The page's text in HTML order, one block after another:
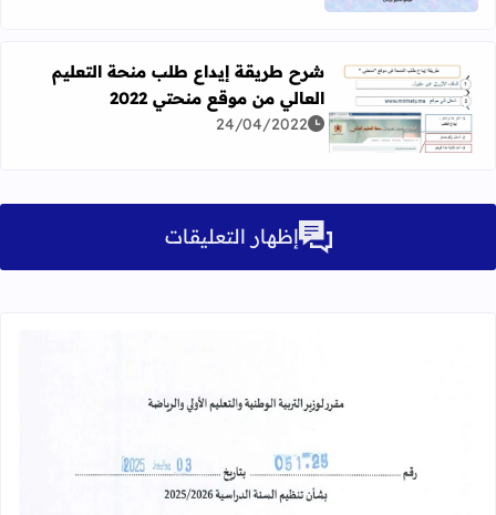
اقرأ المزيد عن شرح طريقة إيداع طلب منحة التعليم العالي من
شرح طريقة إيداع طلب منحة التعليم
العالي من موقع منحتي 2022
24/04/2022
إظهار التعليقات
قراءة المزيد عن مقرر تنظيم السنة الدراسية